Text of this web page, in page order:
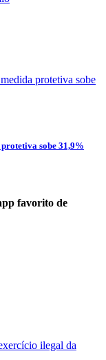
sobe 31,9%
favorito de